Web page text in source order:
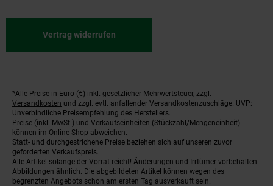
Vertrag widerrufen
Fußnoten
*Alle Preise in Euro (€) inkl. gesetzlicher Mehrwertsteuer, zzgl.
Versandkosten und zzgl. evtl. anfallender Versandkostenzuschläge. UVP:
Unverbindliche Preisempfehlung des Herstellers.
Preise (inkl. MwSt.) und Verkaufseinheiten (Stückzahl/Mengeneinheit)
können im Online-Shop abweichen.
Statt- und durchgestrichene Preise beziehen sich auf unseren zuvor
geforderten Verkaufspreis.
Alle Artikel solange der Vorrat reicht! Änderungen und Irrtümer vorbehalten.
Abbildungen ähnlich. Die abgebildeten Artikel können wegen des
begrenzten Angebots schon am ersten Tag ausverkauft sein.